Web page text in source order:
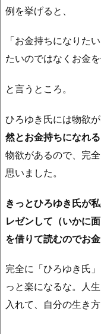
例を挙げると、
「お金持ちになりた
たいのではなくお金を
と言うところ。
ひろゆき氏には物欲が
然とお金持ちになれる
物欲があるので、完
思いました。
きっとひろゆき氏が
レゼンして（いかに
を借りて読むのでお
完全に「ひろゆき氏
っと楽になるな。人
入れて、自分の生き